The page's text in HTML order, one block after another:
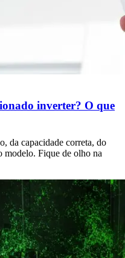
inverter? O que
da capacidade correta, do
modelo. Fique de olho na